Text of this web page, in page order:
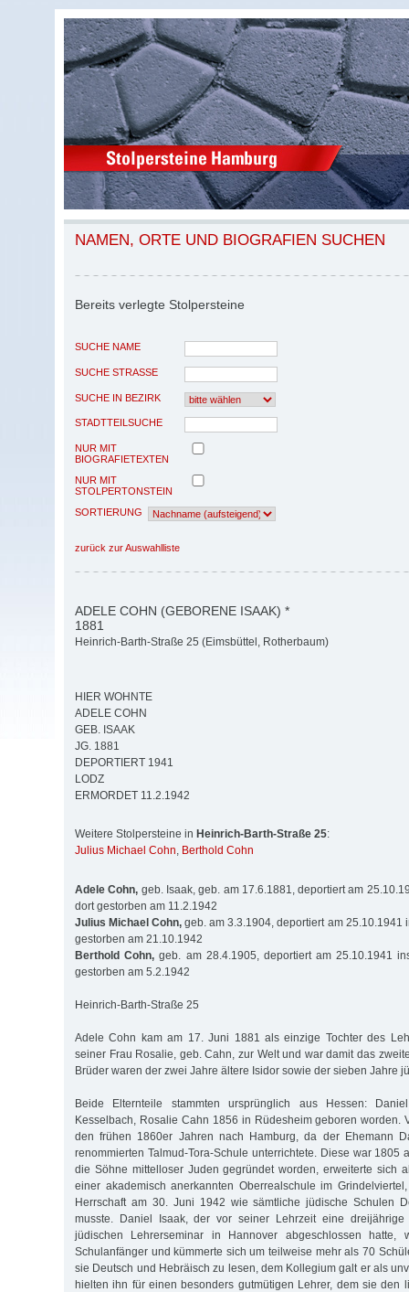
NAMEN, ORTE UND BIOGRAFIEN SUCHEN
Bereits verlegte Stolpersteine
SUCHE NAME
SUCHE STRASSE
SUCHE IN BEZIRK
STADTTEILSUCHE
NUR MIT
BIOGRAFIETEXTEN
NUR MIT
STOLPERTONSTEIN
SORTIERUNG
zurück zur Auswahlliste
ADELE COHN (GEBORENE ISAAK) *
1881
Heinrich-Barth-Straße 25 (Eimsbüttel, Rotherbaum)
HIER WOHNTE
ADELE COHN
GEB. ISAAK
JG. 1881
DEPORTIERT 1941
LODZ
ERMORDET 11.2.1942
Weitere Stolpersteine in Heinrich-Barth-Straße 25:
Julius Michael Cohn, Berthold Cohn
Adele Cohn, geb. Isaak, geb. am 17.6.1881, deportiert am
dort gestorben am 11.2.1942
Julius Michael Cohn, geb. am 3.3.1904, deportiert am 25.10.1941
gestorben am 21.10.1942
Berthold Cohn, geb. am 28.4.1905, deportiert am 25.10.1941
gestorben am 5.2.1942
Heinrich-Barth-Straße 25
Adele Cohn kam am 17. Juni 1881 als einzige Tochter des
seiner Frau Rosalie, geb. Cahn, zur Welt und war damit das
Brüder waren der zwei Jahre ältere Isidor sowie der sieben Jahre
Beide Elternteile stammten ursprünglich aus Hessen:
Kesselbach, Rosalie Cahn 1856 in Rüdesheim geboren worden.
den frühen 1860er Jahren nach Hamburg, da der Ehemann
renommierten Talmud-Tora-Schule unterrichtete. Diese war 1805
die Söhne mittelloser Juden gegründet worden, erweiterte sich
einer akademisch anerkannten Oberrealschule im
Herrschaft am 30. Juni 1942 wie sämtliche jüdische Schulen
musste. Daniel Isaak, der vor seiner Lehrzeit eine dreijährige
jüdischen Lehrerseminar in Hannover abgeschlossen hatte,
Schulanfänger und kümmerte sich um teilweise mehr als 70
sie Deutsch und Hebräisch zu lesen, dem Kollegium galt er als
hielten ihn für einen besonders gutmütigen Lehrer, dem sie den